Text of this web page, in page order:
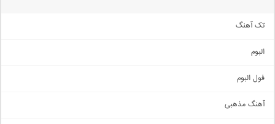
تک آهنگ
اجتماعی
حماسی
البوم
فول البوم
آهنگ مذهبی